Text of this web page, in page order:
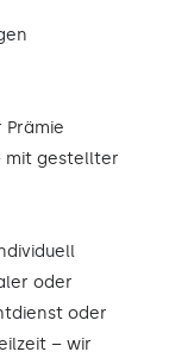
mit gestellter
oder
oder
– wir